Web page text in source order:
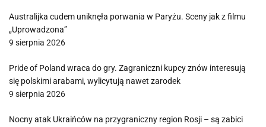
Australijka cudem uniknęła porwania w Paryżu. Sceny jak z filmu
„Uprowadzona”
9 sierpnia 2026
Pride of Poland wraca do gry. Zagraniczni kupcy znów interesują
się polskimi arabami, wylicytują nawet zarodek
9 sierpnia 2026
Nocny atak Ukraińców na przygraniczny region Rosji – są zabici